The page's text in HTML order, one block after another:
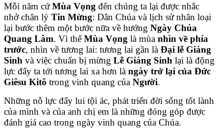
Mỗi năm cứMùa Vọng đến chúng ta lại được nhắc
nhở chân lý Tin Mừng: Dân Chúa và lịch sử nhân loại
lại bước thêm một bước nữa về hướng Ngày Chúa
Quang Lâm. Vì thếMùa Vọng là mùa nhìn về phía
trước, nhìn về tương lai: tương lai gần là Đại lễ Giáng
Sinh và việc chuẩn bị mừng Lễ Giáng Sinh lại là động
lực đẩy ta tới tương lai xa hơn là ngày trở lại của Đức
Giêsu Kitô trong vinh quang của Người.
Những nỗ lực đẩy lui tội ác, phát triển đời sống tốt lành
của mình và của anh chị em là những đóng góp được
đánh giá cao trong ngày vinh quang của Chúa.